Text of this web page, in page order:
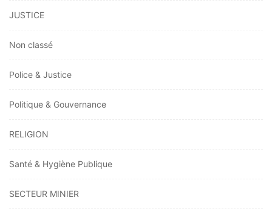
JUSTICE
Non classé
Police & Justice
Politique & Gouvernance
RELIGION
Santé & Hygiène Publique
SECTEUR MINIER